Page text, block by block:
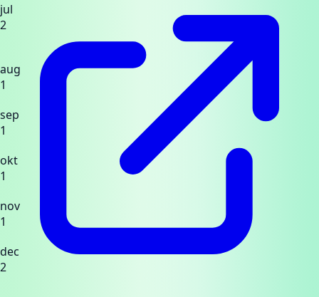
jul
2
aug
1
sep
1
okt
1
nov
1
dec
2